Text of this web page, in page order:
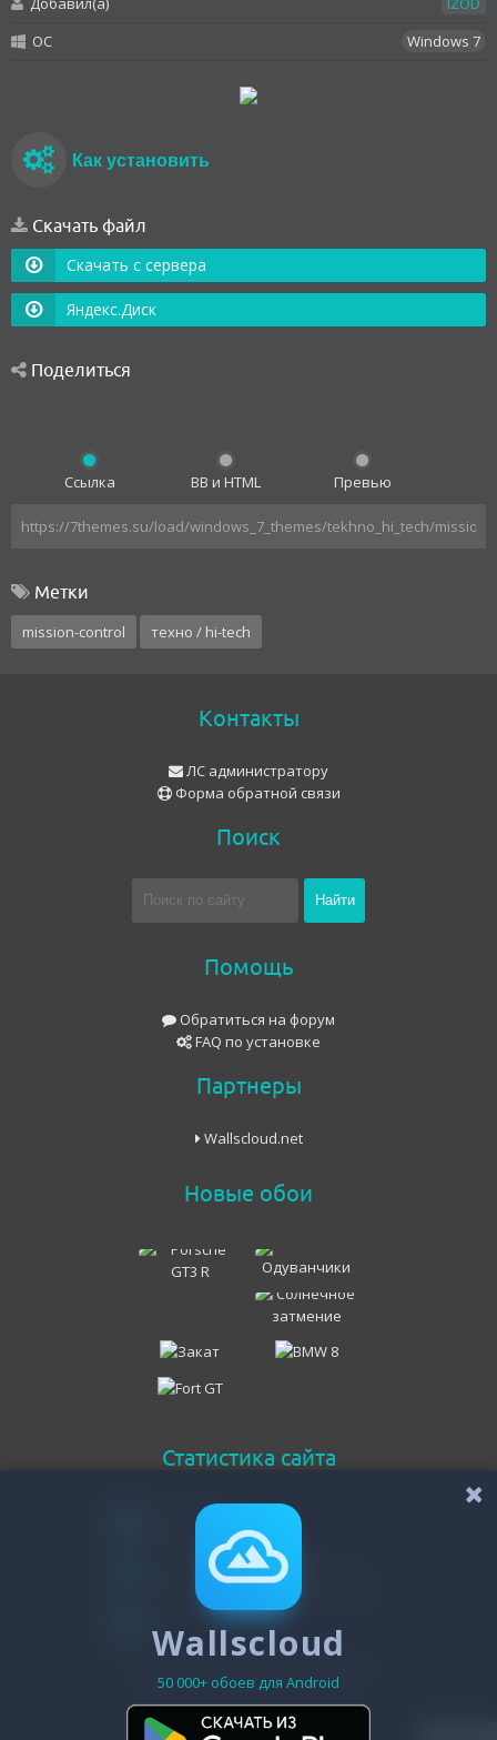
OC
Windows 7
Как установить
Скачать файл
Скачать с сервера
Яндекс.Диск
Поделиться
Ссылка BB и HTML Превью
Метки
mission-control техно / hi-tech
Контакты
ЛС администратору
Форма обратной связи
Поиск
Помощь
Обратиться на форум
FAQ по установке
Партнеры
Wallscloud.net
Новые обои
Статистика сайта
Онлайн всего
Гостей
Пользователей
2
Зарегистрировано - 19474
Wallscloud
50 000+ обоев для Android